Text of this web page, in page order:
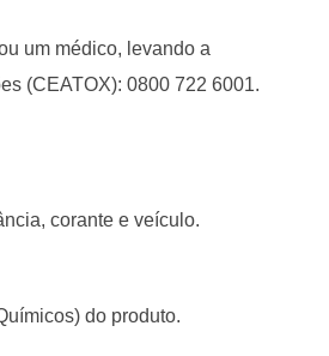
um médico, levando a
(CEATOX): 0800 722 6001.
corante e veículo.
do produto.